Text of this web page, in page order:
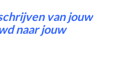
van jouw
naar jouw